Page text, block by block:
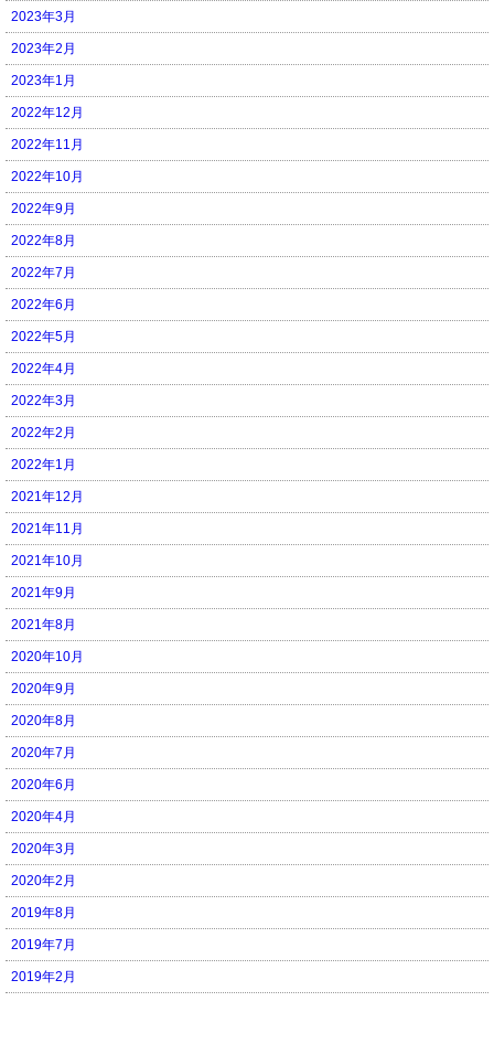
2023年3月
2023年2月
2023年1月
2022年12月
2022年11月
2022年10月
2022年9月
2022年8月
2022年7月
2022年6月
2022年5月
2022年4月
2022年3月
2022年2月
2022年1月
2021年12月
2021年11月
2021年10月
2021年9月
2021年8月
2020年10月
2020年9月
2020年8月
2020年7月
2020年6月
2020年4月
2020年3月
2020年2月
2019年8月
2019年7月
2019年2月